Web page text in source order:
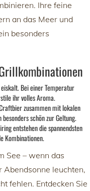
Ihre feine
an das Meer und
besonders
Bei einer Temperatur
ihr volles Aroma.
zusammen mit lokalen
schön zur Geltung.
entstehen die spannendsten
Kombinationen.
See – wenn das
leuchten,
fehlen. Entdecken Sie